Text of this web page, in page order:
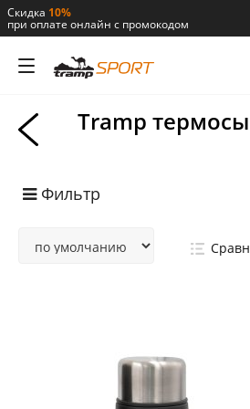
Скидка 10%
при оплате онлайн с промокодом
Tramp
Фильтр